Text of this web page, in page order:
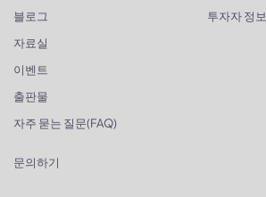
블로그
자료실
이벤트
출판물
자주 묻는 질문(FAQ)
투자자 정보
문의하기